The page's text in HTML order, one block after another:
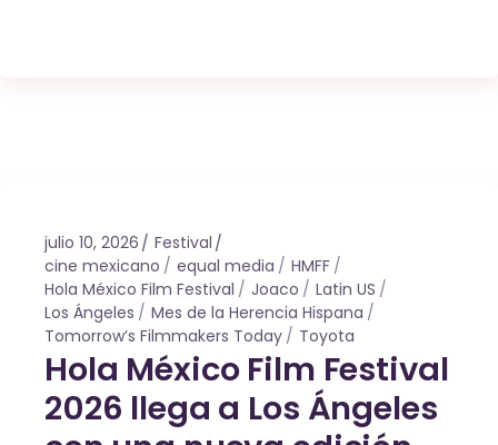
julio 10, 2026
Festival
cine mexicano
equal media
HMFF
Hola México Film Festival
Joaco
Latin US
Los Ángeles
Mes de la Herencia Hispana
Tomorrow’s Filmmakers Today
Toyota
Hola México Film Festival
2026 llega a Los Ángeles